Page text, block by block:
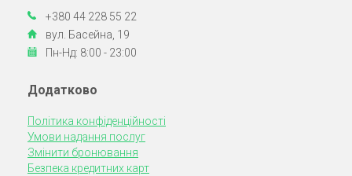
+380 44 228 55 22
вул. Басейна, 19
Пн-Нд: 8:00 - 23:00
Додатково
Політика конфіденційності
Умови надання послуг
Змінити бронювання
Безпека кредитних карт